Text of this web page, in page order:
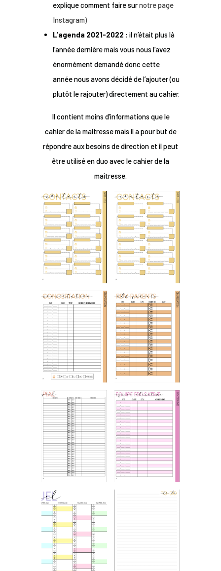
explique comment faire surnotre page
Instagram)
L’agenda 2021-2022 : il n’était plus là
l’année dernière mais vous nous l’avez
énormément demandé donc cette
année nous avons décidé de l’ajouter (ou
plutôt le rajouter) directement au cahier.
Il contient moins d’informations que le
cahier de la maitresse mais il a pour but de
répondre aux besoins de direction et il peut
être utilisé en duo avec le cahier de la
maitresse.